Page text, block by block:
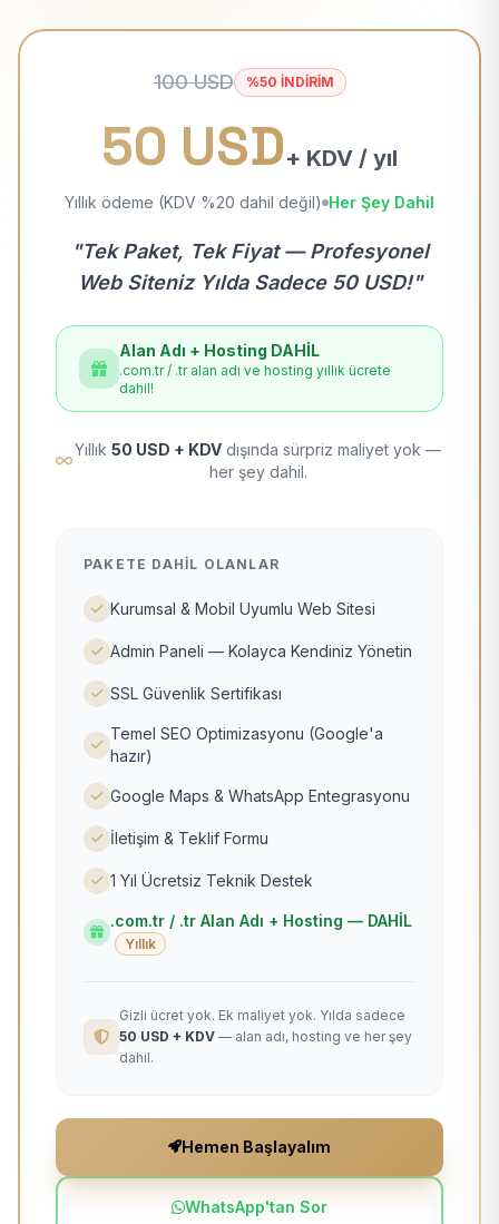
100 USD %50 İNDİRİM
50 USD+ KDV / yıl
Yıllık ödeme (KDV %20 dahil değil) Her Şey Dahil
"Tek Paket, Tek Fiyat — Profesyonel
Web Siteniz Yılda Sadece 50 USD!"
Alan Adı + Hosting DAHİL
.com.tr / .tr alan adı ve hosting yıllık ücrete
dahil!
Yıllık 50 USD + KDV dışında sürpriz maliyet yok —
her şey dahil.
PAKETE DAHIL OLANLAR
Kurumsal & Mobil Uyumlu Web Sitesi
Admin Paneli — Kolayca Kendiniz Yönetin
SSL Güvenlik Sertifikası
Temel SEO Optimizasyonu (Google'a
hazır)
Google Maps & WhatsApp Entegrasyonu
İletişim & Teklif Formu
1 Yıl Ücretsiz Teknik Destek
.com.tr / .tr Alan Adı + Hosting — DAHİL
Yıllık
Gizli ücret yok. Ek maliyet yok. Yılda sadece
50 USD + KDV — alan adı, hosting ve her şey
dahil.
Hemen Başlayalım
WhatsApp'tan Sor